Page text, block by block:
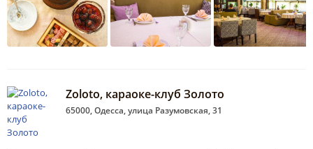
Zoloto, караоке-клуб Золото
65000, Одесса, улица Разумовская, 31